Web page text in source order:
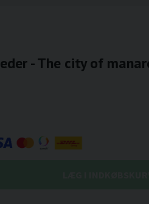
- The city of